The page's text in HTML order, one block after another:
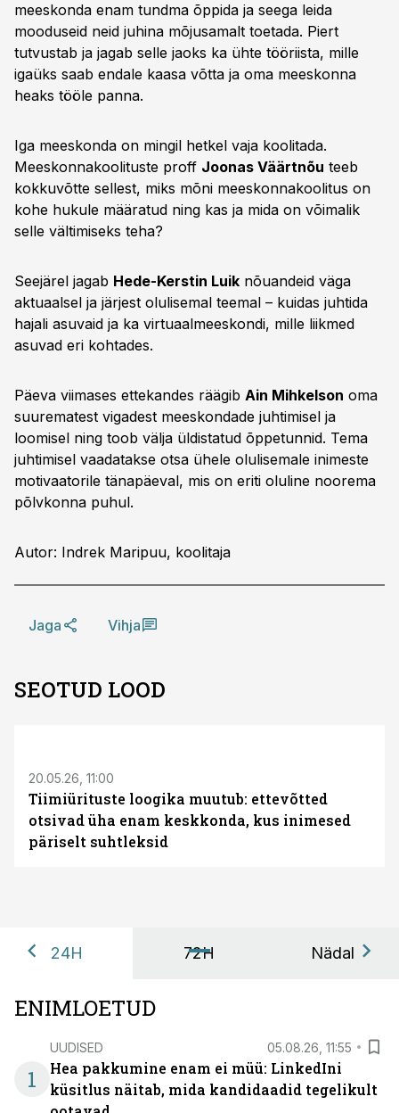
meeskonda enam tundma õppida ja seega leida
mooduseid neid juhina mõjusamalt toetada. Piert
tutvustab ja jagab selle jaoks ka ühte tööriista, mille
igaüks saab endale kaasa võtta ja oma meeskonna
heaks tööle panna.
Iga meeskonda on mingil hetkel vaja koolitada.
Meeskonnakoolituste proff Joonas Väärtnõu teeb
kokkuvõtte sellest, miks mõni meeskonnakoolitus on
kohe hukule määratud ning kas ja mida on võimalik
selle vältimiseks teha?
Seejärel jagab Hede-Kerstin Luik nõuandeid väga
aktuaalsel ja järjest olulisemal teemal – kuidas juhtida
hajali asuvaid ja ka virtuaalmeeskondi, mille liikmed
asuvad eri kohtades.
Päeva viimases ettekandes räägib Ain Mihkelson oma
suurematest vigadest meeskondade juhtimisel ja
loomisel ning toob välja üldistatud õppetunnid. Tema
juhtimisel vaadatakse otsa ühele olulisemale inimeste
motivaatorile tänapäeval, mis on eriti oluline noorema
põlvkonna puhul.
Autor: Indrek Maripuu, koolitaja
Jaga Vihja
SEOTUD LOOD
20.05.26, 11:00
Tiimiürituste loogika muutub: ettevõtted
otsivad üha enam keskkonda, kus inimesed
päriselt suhtleksid
24H 72H Nädal
ENIMLOETUD
1
UUDISED 05.08.26, 11:55
Hea pakkumine enam ei müü: LinkedIni
küsitlus näitab, mida kandidaadid tegelikult